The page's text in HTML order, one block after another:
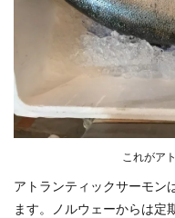
これがア
アトランティックサーモン
ます。ノルウェーからは定